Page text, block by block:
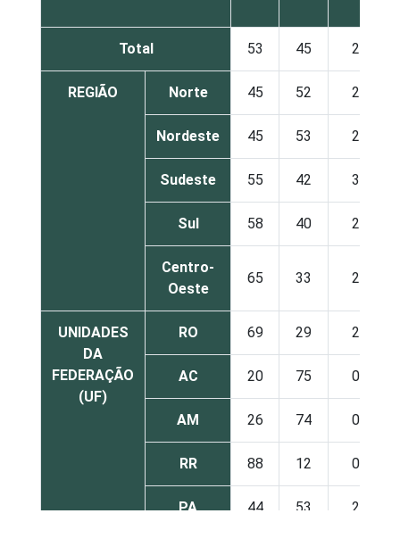
Total 53 45 2
REGIÃO Norte 45 52 2
Nordeste 45 53 2
Sudeste 55 42 3
Sul 58 40 2
Centro-
Oeste
65 33 2
UNIDADES
DA
FEDERAÇÃO
(UF)
RO 69 29 2
AC 20 75 0
AM 26 74 0
RR 88 12 0
PA 44 53 2